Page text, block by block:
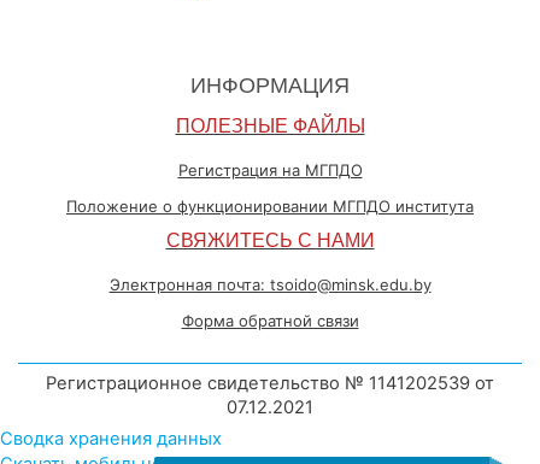
ИНФОРМАЦИЯ
ПОЛЕЗНЫЕ ФАЙЛЫ
Регистрация на МГПДО
Положение о функционировании МГПДО института
СВЯЖИТЕСЬ С НАМИ
Электронная почта: tsoido@minsk.edu.by
Форма обратной связи
Регистрационное свидетельство № 1141202539 от
07.12.2021
Сводка хранения данных